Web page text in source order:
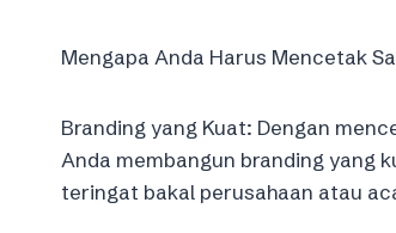
Mengapa Anda Harus Mencetak
Branding yang Kuat: Dengan
Anda membangun branding yang
teringat bakal perusahaan atau